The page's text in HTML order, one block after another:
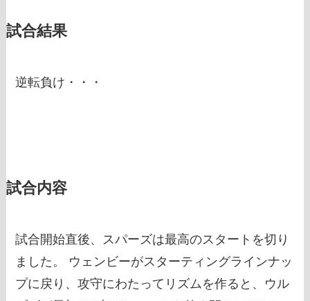
試合結果
逆転負け・・・
試合内容
試合開始直後、スパーズは最高のスタートを切り
ました。 ウェンビーがスターティングラインナッ
プに戻り、攻守にわたってリズムを作ると、ウル